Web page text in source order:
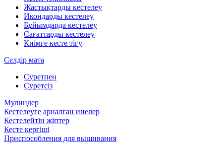
Жастықтарды кестелеу
Икондарды кестелеу
Бұйымдарда кестелеу
Сағаттарды кестелеу
Киімге кесте тігу
Селдір мата
Суретпен
Суретсіз
Мулиндер
Кестелеуге арналған инелер
Кестелейтін жіптер
Кесте кергіші
Приспособления для вышивания